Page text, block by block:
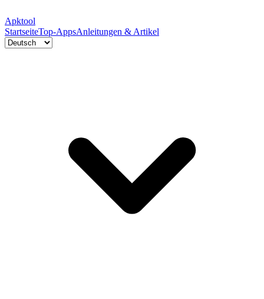
Apktool
StartseiteTop-AppsAnleitungen & Artikel